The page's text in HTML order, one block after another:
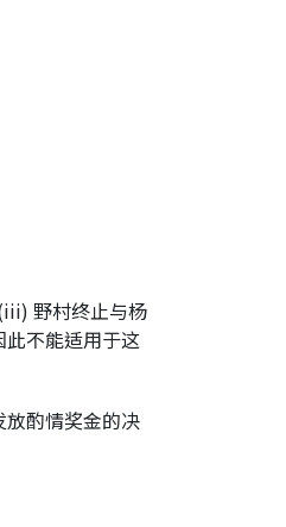
野村终止与杨
不能适用于这
酌情奖金的决